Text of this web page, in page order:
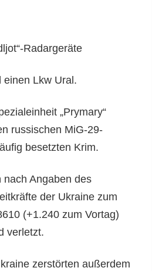
Radargeräte
einen Lkw Ural.
„Prymary“
russischen MiG-29-
besetzten Krim.
Angaben des
der Ukraine zum
(+1.240 zum Vortag)
verletzt.
zerstörten außerdem